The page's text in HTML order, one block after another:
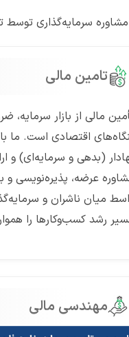
سرمایه‌گذاری
تامین مالی
مالی از بازار سرمایه،
اقتصادی است. ما با
(بدهی و سرمایه‌ای) و
عرضه، پذیره‌نویسی و
میان ناشران و
رشد کسب‌وکارها را
مهندسی مالی